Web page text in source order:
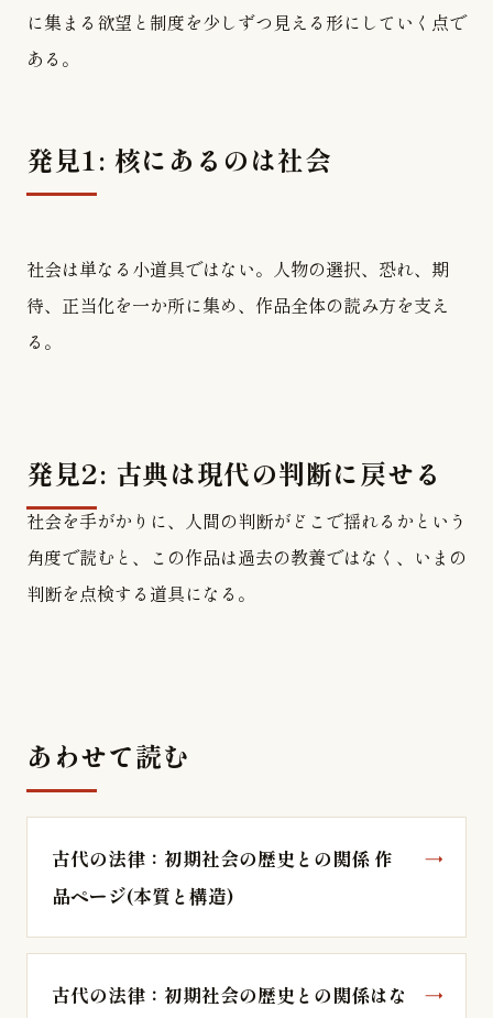
に集まる欲望と制度を少しずつ見える形にしていく点で
ある。
発見1: 核にあるのは社会
社会は単なる小道具ではない。人物の選択、恐れ、期
待、正当化を一か所に集め、作品全体の読み方を支え
る。
発見2: 古典は現代の判断に戻せる
社会を手がかりに、人間の判断がどこで揺れるかという
角度で読むと、この作品は過去の教養ではなく、いまの
判断を点検する道具になる。
あわせて読む
古代の法律：初期社会の歴史との関係 作
品ページ(本質と構造)
古代の法律：初期社会の歴史との関係はな